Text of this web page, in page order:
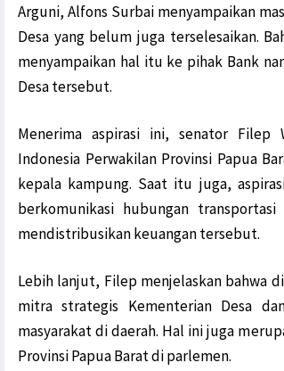
Arguni, Alfons Surbai menyampaikan
Desa yang belum juga terselesaikan.
menyampaikan hal itu ke pihak Bank
Desa tersebut.
Menerima aspirasi ini, senator Filep
Indonesia Perwakilan Provinsi Papua
kepala kampung. Saat itu juga,
berkomunikasi hubungan
mendistribusikan keuangan tersebut.
Lebih lanjut, Filep menjelaskan bahwa
mitra strategis Kementerian Desa
masyarakat di daerah. Hal ini juga
Provinsi Papua Barat di parlemen.